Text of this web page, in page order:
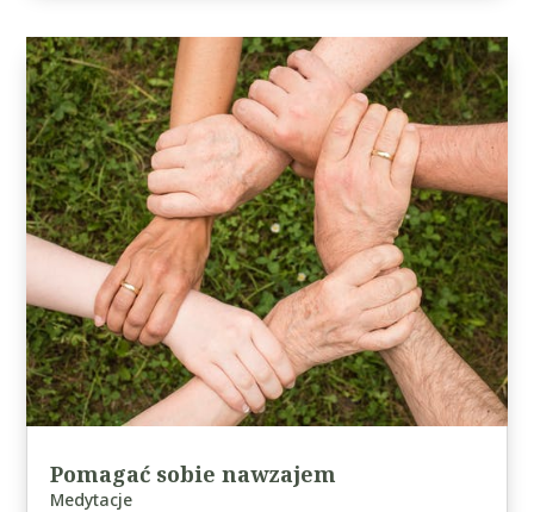
Pomagać sobie nawzajem
Medytacje